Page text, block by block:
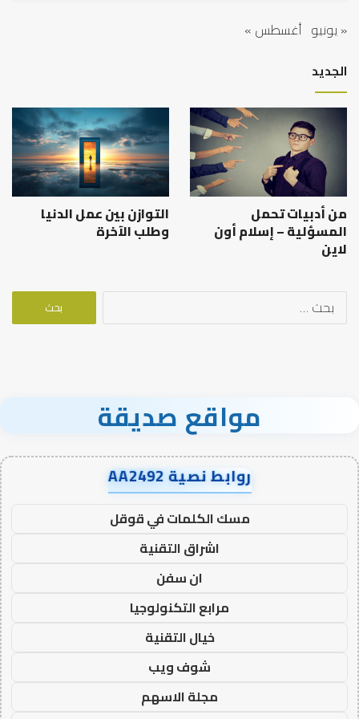
« يونيو أغسطس »
الجديد
من أدبيات تحمل
المسؤلية – إسلام أون
لاين
التوازن بين عمل الدنيا
وطلب الآخرة
البحث
مواقع صديقة
روابط نصية AA2492
مسك الكلمات في قوقل
اشراق التقنية
ان سفن
مرابع التكنولوجيا
خيال التقنية
شوف ويب
مجلة الاسهم